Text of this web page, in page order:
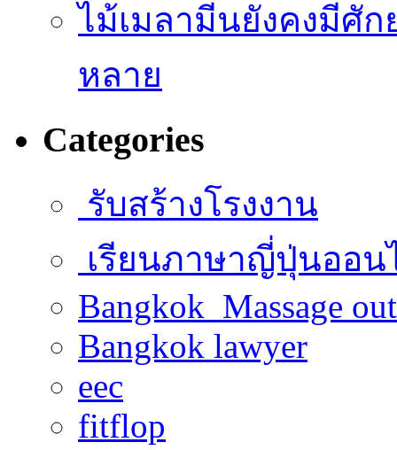
ไม้เมลามีนยังคงมีศั
หลาย
Categories
รับสร้างโรงงาน
เรียนภาษาญี่ปุ่นออน
Bangkok Massage
Bangkok lawyer
eec
fitflop